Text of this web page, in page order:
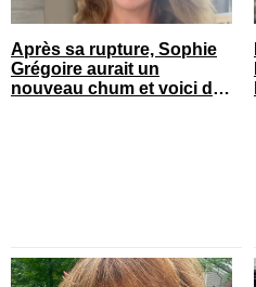
Après sa rupture, Sophie
Grégoire aurait un
nouveau chum et voici de